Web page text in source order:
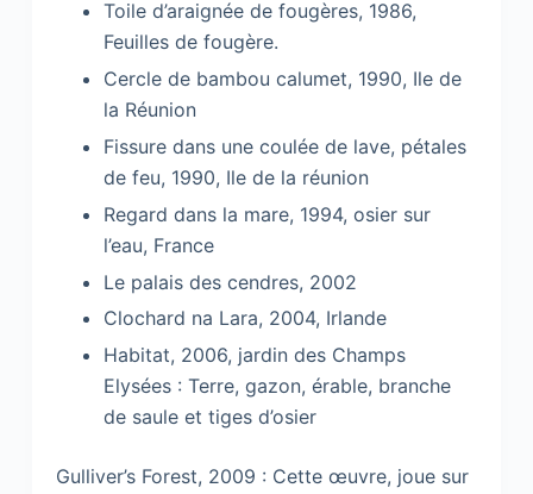
Toile d’araignée de fougères, 1986,
Feuilles de fougère.
Cercle de bambou calumet, 1990, Ile de
la Réunion
Fissure dans une coulée de lave, pétales
de feu, 1990, Ile de la réunion
Regard dans la mare, 1994, osier sur
l’eau, France
Le palais des cendres, 2002
Clochard na Lara, 2004, Irlande
Habitat, 2006, jardin des Champs
Elysées : Terre, gazon, érable, branche
de saule et tiges d’osier
Gulliver’s Forest, 2009 : Cette œuvre, joue sur